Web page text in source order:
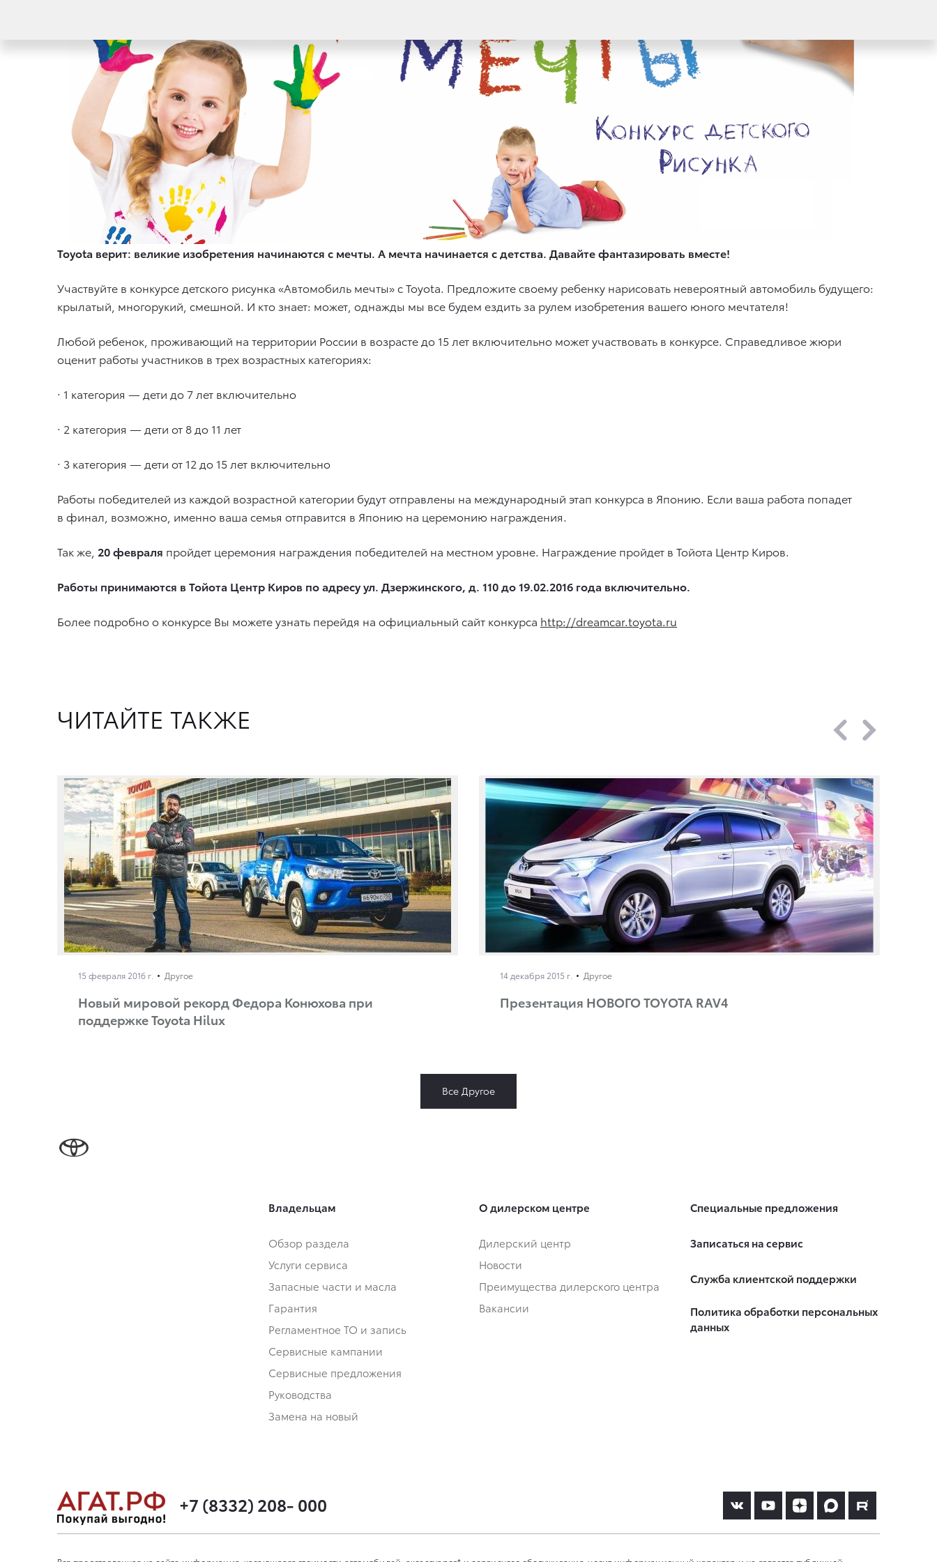
Toyota верит: великие изобретения начинаются с мечты. А мечта начинается с детства. Давайте фантазировать вместе!
Участвуйте в конкурсе детского рисунка «Автомобиль мечты» c Toyota. Предложите своему ребенку нарисовать невероятный автомобиль будущего:
крылатый, многорукий, смешной. И кто знает: может, однажды мы все будем ездить за рулем изобретения вашего юного мечтателя!
Любой ребенок, проживающий на территории России в возрасте до 15 лет включительно может участвовать в конкурсе. Справедливое жюри
оценит работы участников в трех возрастных категориях:
· 1 категория — дети до 7 лет включительно
· 2 категория — дети от 8 до 11 лет
· 3 категория — дети от 12 до 15 лет включительно
Работы победителей из каждой возрастной категории будут отправлены на международный этап конкурса в Японию. Если ваша работа попадет
в финал, возможно, именно ваша семья отправится в Японию на церемонию награждения.
Так же, 20 февраля пройдет церемония награждения победителей на местном уровне. Награждение пройдет в Тойота Центр Киров.
Работы принимаются в Тойота Центр Киров по адресу ул. Дзержинского, д. 110до 19.02.2016 года включительно.
Более подробно о конкурсе Вы можете узнать перейдя на официальный сайт конкурса http://dreamcar.toyota.ru
ЧИТАЙТЕ ТАКЖЕ
15 февраля 2016 г. Другое
Новый мировой рекорд Федора Конюхова при
поддержке Toyota Hilux
14 декабря 2015 г. Другое
Презентация НОВОГО TOYOTA RAV4
Все Другое
Владельцам
Обзор раздела
Услуги сервиса
Запасные части и масла
Гарантия
Регламентное ТО и запись
Сервисные кампании
Сервисные предложения
Руководства
Замена на новый
О дилерском центре
Дилерский центр
Новости
Преимущества дилерского центра
Вакансии
Специальные предложения
Записаться на сервис
Служба клиентской поддержки
Политика обработки персональных
данных
+7 (8332) 208- 000